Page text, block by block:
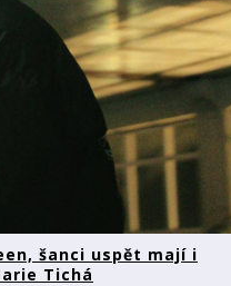
šanci uspět mají i
Tichá